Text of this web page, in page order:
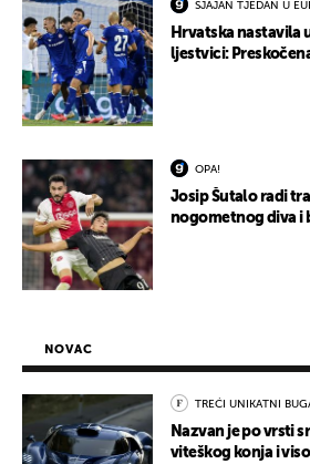
SJAJAN TJEDAN U
Hrvatska nastavila
ljestvici:
OPA!
Josip Šutalo radi
nogometnog diva i
NOVAC
TREĆI UNIKATNI
Nazvan je po vrsti
viteškog konja i